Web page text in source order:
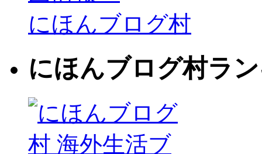
にほんブログ村
にほんブログ村ラ